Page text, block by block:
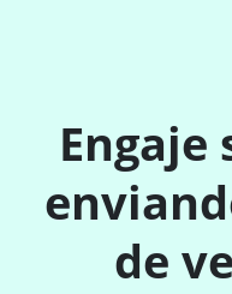
Engaje
de